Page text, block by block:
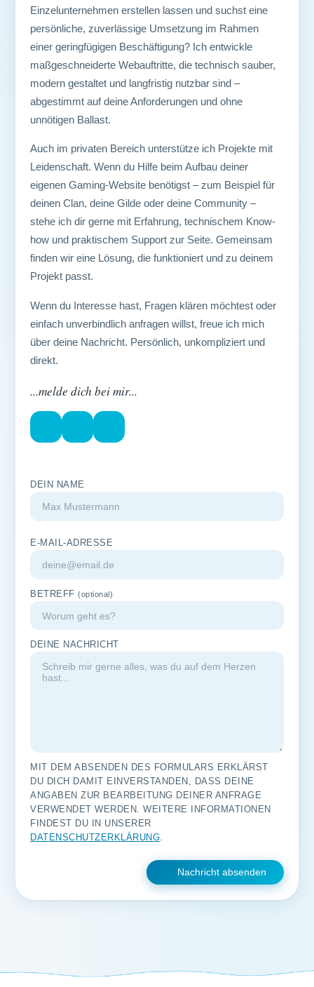
Einzelunternehmen erstellen lassen und suchst eine
persönliche, zuverlässige Umsetzung im Rahmen
einer geringfügigen Beschäftigung? Ich entwickle
maßgeschneiderte Webauftritte, die technisch sauber,
modern gestaltet und langfristig nutzbar sind –
abgestimmt auf deine Anforderungen und ohne
unnötigen Ballast.
Auch im privaten Bereich unterstütze ich Projekte mit
Leidenschaft. Wenn du Hilfe beim Aufbau deiner
eigenen Gaming-Website benötigst – zum Beispiel für
deinen Clan, deine Gilde oder deine Community –
stehe ich dir gerne mit Erfahrung, technischem Know-
how und praktischem Support zur Seite. Gemeinsam
finden wir eine Lösung, die funktioniert und zu deinem
Projekt passt.
Wenn du Interesse hast, Fragen klären möchtest oder
einfach unverbindlich anfragen willst, freue ich mich
über deine Nachricht. Persönlich, unkompliziert und
direkt.
...melde dich bei mir...
DEIN NAME
E-MAIL-ADRESSE
BETREFF(optional)
DEINE NACHRICHT
MIT DEM ABSENDEN DES FORMULARS ERKLÄRST
DU DICH DAMIT EINVERSTANDEN, DASS DEINE
ANGABEN ZUR BEARBEITUNG DEINER ANFRAGE
VERWENDET WERDEN. WEITERE INFORMATIONEN
FINDEST DU IN UNSERER
DATENSCHUTZERKLÄRUNG.
Nachricht absenden